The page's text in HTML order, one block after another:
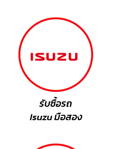
รับซื้อรถ
Isuzu มือสอง